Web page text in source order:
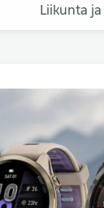
Liikunta